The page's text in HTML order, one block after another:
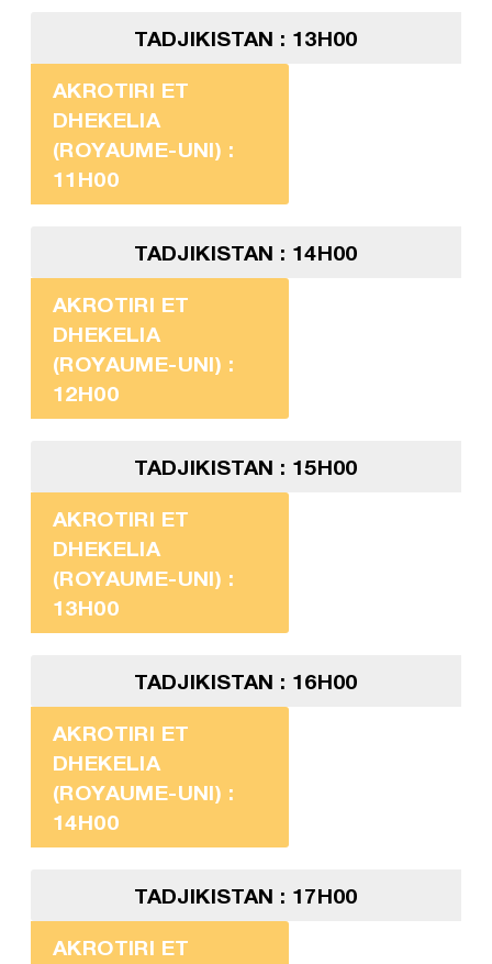
TADJIKISTAN : 13H00
AKROTIRI ET
DHEKELIA
(ROYAUME-UNI) :
11H00
TADJIKISTAN : 14H00
AKROTIRI ET
DHEKELIA
(ROYAUME-UNI) :
12H00
TADJIKISTAN : 15H00
AKROTIRI ET
DHEKELIA
(ROYAUME-UNI) :
13H00
TADJIKISTAN : 16H00
AKROTIRI ET
DHEKELIA
(ROYAUME-UNI) :
14H00
TADJIKISTAN : 17H00
AKROTIRI ET